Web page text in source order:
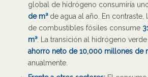
global de hidrógeno consumiría
de m³de agua al año. En contraste,
de combustibles fósiles consume
m³. La transición al hidrógeno
ahorro neto de 10,000 millones de
anualmente.